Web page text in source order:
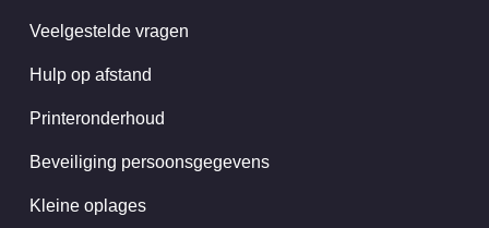
Veelgestelde vragen
Hulp op afstand
Printeronderhoud
Beveiliging persoonsgegevens
Kleine oplages